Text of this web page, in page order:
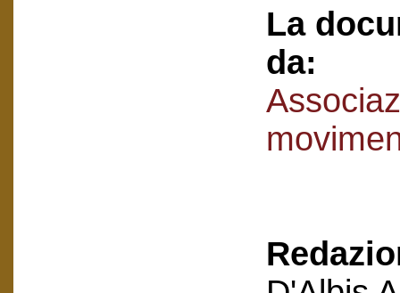
La
da: